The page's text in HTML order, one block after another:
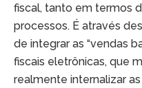
fiscal, tanto em termos
processos. É através
de integrar as “vendas
fiscais eletrônicas, que
realmente internalizar